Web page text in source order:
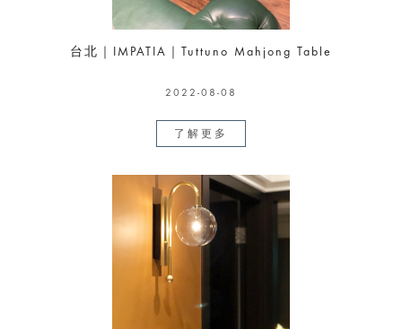
台北｜IMPATIA｜Tuttuno Mahjong Table
2022-08-08
了解更多